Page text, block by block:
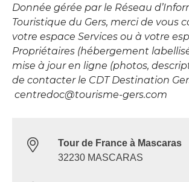
Donnée gérée par le Réseau
Touristique du Gers, merci de vous
votre espace Services ou à votre
Propriétaires (hébergement
mise à jour en ligne (photos,
de contacter le CDT Destination
centredoc@tourisme-gers.com
Tour de France à Mascaras
32230 MASCARAS